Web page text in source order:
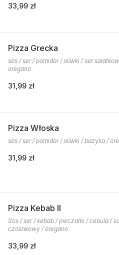
33,99 zł
Pizza Grecka
sos / ser / pomidor / oliwki / ser
oregano
31,99 zł
Pizza Włoska
sos / ser / pomidor / oliwki / bazylia /
31,99 zł
Pizza Kebab II
Sos / ser / kebab / pieczarki / cebula /
czosnkowy / oregano
33,99 zł